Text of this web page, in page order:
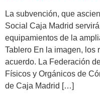
La subvención, que
Social Caja Madrid
equipamientos de la
Tablero En la imagen, los
acuerdo. La Federación
Físicos y Orgánicos de
de Caja Madrid […]